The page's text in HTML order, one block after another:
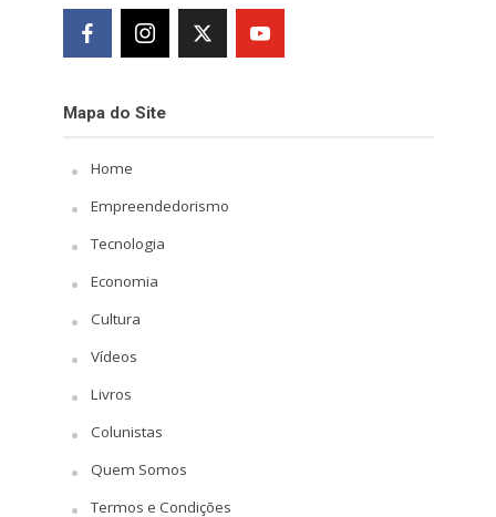
Mapa do Site
Home
Empreendedorismo
Tecnologia
Economia
Cultura
Vídeos
Livros
Colunistas
Quem Somos
Termos e Condições